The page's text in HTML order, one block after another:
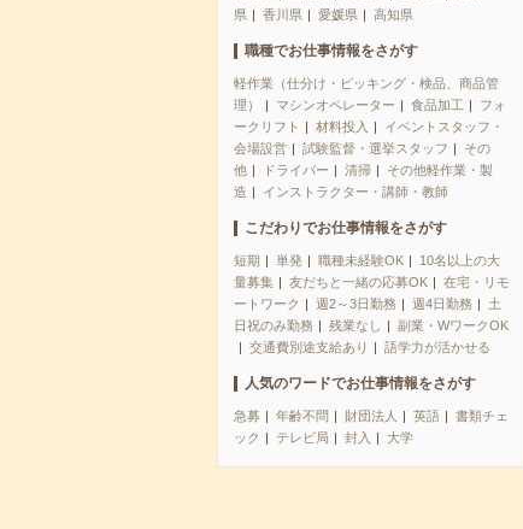
県
香川県 愛媛県 高知県
職種でお仕事情報をさがす
軽作業（仕分け・ピッキング・検品、商品管
理）
マシンオペレーター 食品加工
フォ
ークリフト
材料投入
イベントスタッフ・
会場設営
試験監督・選挙スタッフ
その
他
ドライバー 清掃
その他軽作業・製
造
インストラクター・講師・教師
こだわりでお仕事情報をさがす
短期 単発 職種未経験OK
10名以上の大
量募集
友だちと一緒の応募OK
在宅・リモ
ートワーク
週2～3日勤務 週4日勤務
土
日祝のみ勤務
残業なし
副業・WワークOK
交通費別途支給あり
語学力が活かせる
人気のワードでお仕事情報をさがす
急募 年齢不問 財団法人 英語
書類チェ
ック
テレビ局 封入 大学